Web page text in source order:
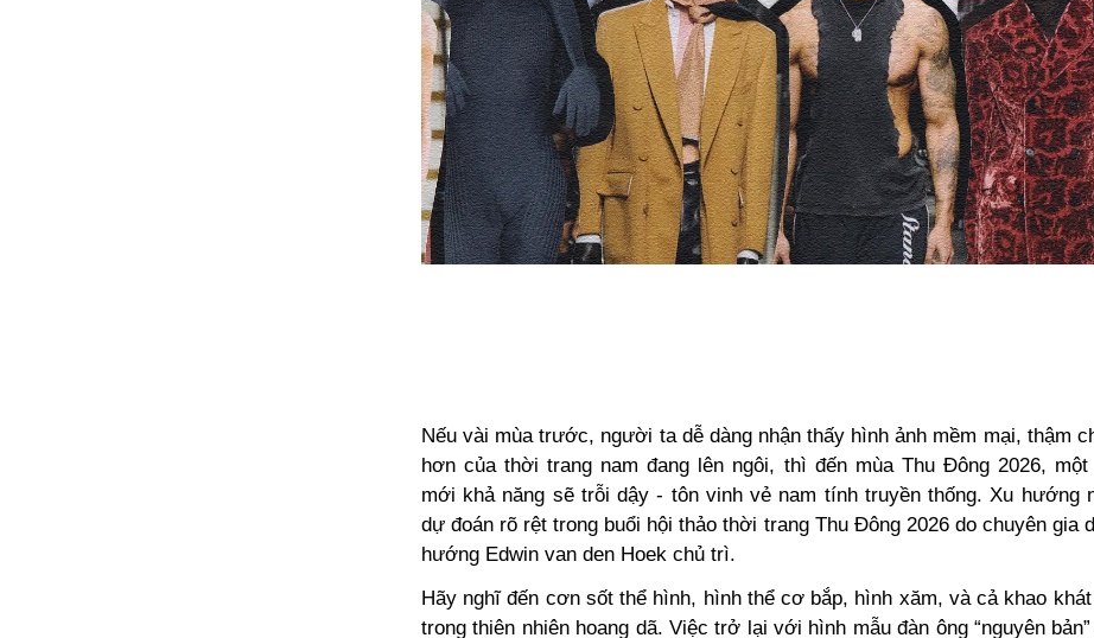
Nếu vài mùa trước, người ta dễ dàng nhận thấy hình ảnh mềm mại, thậm
hơn của thời trang nam đang lên ngôi, thì đến mùa Thu Đông 2026, một
mới khả năng sẽ trỗi dậy - tôn vinh vẻ nam tính truyền thống. Xu hướng
dự đoán rõ rệt trong buổi hội thảo thời trang Thu Đông 2026 do chuyên gia
hướng Edwin van den Hoek chủ trì.
Hãy nghĩ đến cơn sốt thể hình, hình thể cơ bắp, hình xăm, và cả khao
trong thiên nhiên hoang dã. Việc trở lại với hình mẫu đàn ông “nguyên